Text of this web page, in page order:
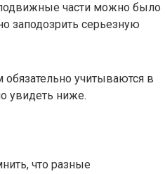
части можно было
заподозрить серьезную
учитываются в
увидеть ниже.
что разные